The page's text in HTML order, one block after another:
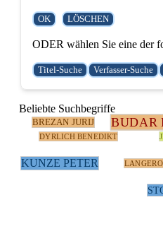
ODER wählen Sie eine der
Beliebte Suchbegriffe
BREZAN JURIJ BUDAR
DYRLICH BENEDIKT
KUNZE PETER